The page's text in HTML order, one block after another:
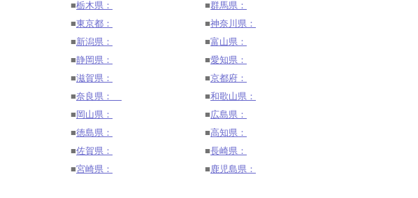
■栃木県： ■群馬県：
■東京都： ■神奈川県：
■新潟県： ■富山県：
■静岡県： ■愛知県：
■滋賀県： ■京都府：
■奈良県： ■和歌山県：
■ 岡山県： ■広島県：
■徳島県： ■高知県：
■佐賀県： ■長崎県：
■宮崎県： ■鹿児島県：